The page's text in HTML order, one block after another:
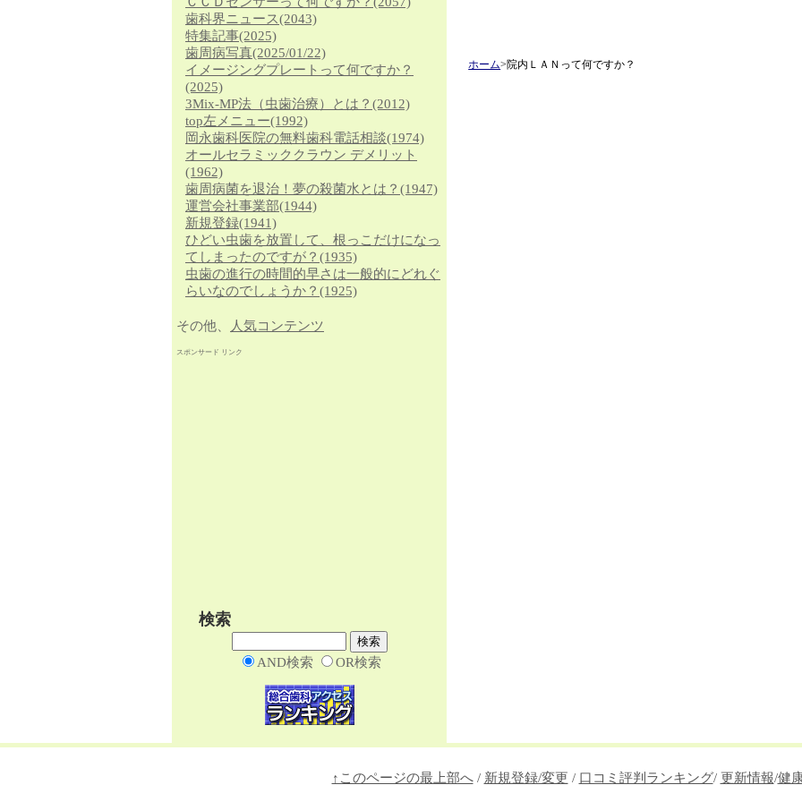
ホーム>院内ＬＡＮって何ですか？
歯科界ニュース(2043)
特集記事(2025)
歯周病写真(2025/01/22)
イメージングプレートって何ですか？
(2025)
3Mix-MP法（虫歯治療）とは？ (2012)
top左メニュー(1992)
岡永歯科医院の無料歯科電話相談(1974)
オールセラミッククラウン デメリット
(1962)
歯周病菌を退治！夢の殺菌水とは？ (1947)
運営会社事業部(1944)
新規登録(1941)
ひどい虫歯を放置して、根っこだけになっ
てしまったのですが？ (1935)
虫歯の進行の時間的早さは一般的にどれぐ
らいなのでしょうか？ (1925)
その他、 人気コンテンツ
スポンサード リンク
検索
AND検索 OR検索
↑このページの最上部へ/ 新規登録/変更 / 口コミ評判ランキング/ 更新情報/健